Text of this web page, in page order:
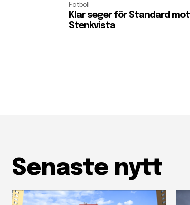
Fotboll
Klar seger för Standard mot
Stenkvista
Senaste nytt